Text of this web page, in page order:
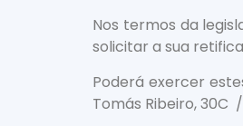
Nos termos da
solicitar a sua
Poderá exercer
Tomás Ribeiro, 30C